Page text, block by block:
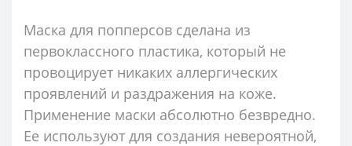
Маска для попперсов сделана из
первоклассного пластика, который не
провоцирует никаких аллергических
проявлений и раздражения на коже.
Применение маски абсолютно безвредно.
Ее используют для создания невероятной,